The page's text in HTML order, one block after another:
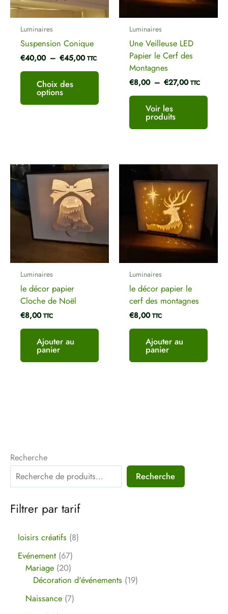
Recherche
Recherche
Filtrer par tarif
loisirs créatifs 8
Evénement 67
Mariage 20
Décoration d'événements 19
Naissance 7
E-mail *
Luminaires
Suspension Conique
€40,00 – €45,00 TTC
Choix des
options
peuvent
page
Luminaires
Une Veilleuse LED
Papier le Cerf des
Montagnes
€8,00 – €27,00 TTC
Voir les
produits
Luminaires
le décor papier
Cloche de Noël
€8,00 TTC
Ajouter au
panier
Luminaires
le décor papier le
cerf des montagnes
€8,00 TTC
Ajouter au
panier